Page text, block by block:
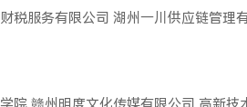
财税服务有限公司 湖州一川供应链管理